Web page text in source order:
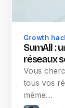
Growth
SumAll :
réseaux
Vous
tous vos
même…